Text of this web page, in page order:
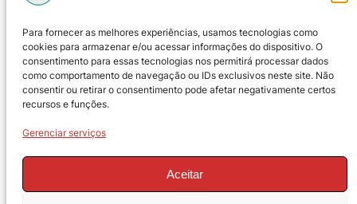
Para fornecer as melhores experiências, usamos tecnologias como
cookies para armazenar e/ou acessar informações do dispositivo. O
consentimento para essas tecnologias nos permitirá processar dados
como comportamento de navegação ou IDs exclusivos neste site. Não
consentir ou retirar o consentimento pode afetar negativamente certos
recursos e funções.
Gerenciar serviços
Aceitar
Política de Privacidade
Política de Troca e Devoluções
Política de Reembolso